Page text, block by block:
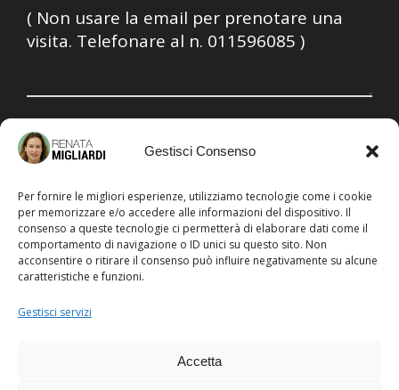
Gestisci Consenso
Per fornire le migliori esperienze, utilizziamo tecnologie come i cookie
per memorizzare e/o accedere alle informazioni del dispositivo. Il
consenso a queste tecnologie ci permetterà di elaborare dati come il
comportamento di navigazione o ID unici su questo sito. Non
acconsentire o ritirare il consenso può influire negativamente su alcune
caratteristiche e funzioni.
Gestisci servizi
Accetta
Corso Galileo Ferraris 120-g - 10129 Torino
P. Iva 07996901000